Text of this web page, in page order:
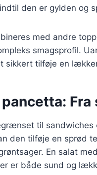
den er gylden og
med andre
smagsprofil.
sikkert tilføje en
til
den tilføje en sprød
En salat
er både sund og